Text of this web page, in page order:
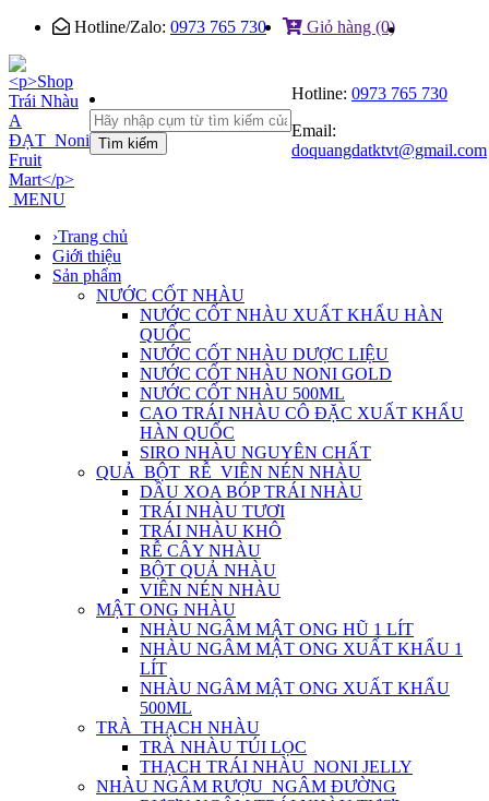
Hotline/Zalo: 0973 765 730 Giỏ hàng (0)
Tìm kiếm
Hotline: 0973 765 730
Email:
doquangdatktvt@gmail.com
MENU
›Trang chủ
Giới thiệu
Sản phẩm
NƯỚC CỐT NHÀU
NƯỚC CỐT NHÀU XUẤT KHẨU HÀN
QUỐC
NƯỚC CỐT NHÀU DƯỢC LIỆU
NƯỚC CỐT NHÀU NONI GOLD
NƯỚC CỐT NHÀU 500ML
CAO TRÁI NHÀU CÔ ĐẶC XUẤT KHẨU
HÀN QUỐC
SIRO NHÀU NGUYÊN CHẤT
QUẢ_BỘT_RỄ_VIÊN NÉN NHÀU
DẦU XOA BÓP TRÁI NHÀU
TRÁI NHÀU TƯƠI
TRÁI NHÀU KHÔ
RỄ CÂY NHÀU
BỘT QUẢ NHÀU
VIÊN NÉN NHÀU
MẬT ONG NHÀU
NHÀU NGÂM MẬT ONG HŨ 1 LÍT
NHÀU NGÂM MẬT ONG XUẤT KHẨU 1
LÍT
NHÀU NGÂM MẬT ONG XUẤT KHẨU
500ML
TRÀ_THẠCH NHÀU
TRÀ NHÀU TÚI LỌC
THẠCH TRÁI NHÀU_NONI JELLY
NHÀU NGÂM RƯỢU_NGÂM ĐƯỜNG